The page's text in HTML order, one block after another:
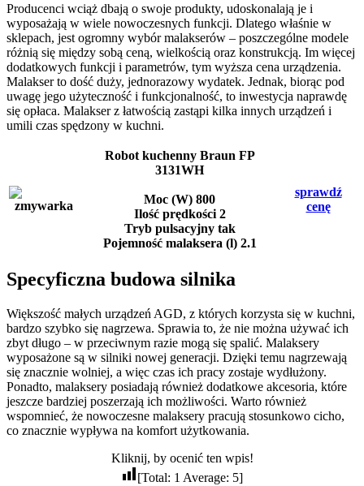
Producenci wciąż dbają o swoje produkty, udoskonalają je i
wyposażają w wiele nowoczesnych funkcji. Dlatego właśnie w
sklepach, jest ogromny wybór malakserów – poszczególne modele
różnią się między sobą ceną, wielkością oraz konstrukcją. Im więcej
dodatkowych funkcji i parametrów, tym wyższa cena urządzenia.
Malakser to dość duży, jednorazowy wydatek. Jednak, biorąc pod
uwagę jego użyteczność i funkcjonalność, to inwestycja naprawdę
się opłaca. Malakser z łatwością zastąpi kilka innych urządzeń i
umili czas spędzony w kuchni.
Robot kuchenny Braun FP
3131WH
Moc (W) 800
Ilość prędkości 2
Tryb pulsacyjny tak
Pojemność malaksera (l) 2.1
sprawdź
cenę
Specyficzna budowa silnika
Większość małych urządzeń AGD, z których korzysta się w kuchni,
bardzo szybko się nagrzewa. Sprawia to, że nie można używać ich
zbyt długo – w przeciwnym razie mogą się spalić. Malaksery
wyposażone są w silniki nowej generacji. Dzięki temu nagrzewają
się znacznie wolniej, a więc czas ich pracy zostaje wydłużony.
Ponadto, malaksery posiadają również dodatkowe akcesoria, które
jeszcze bardziej poszerzają ich możliwości. Warto również
wspomnieć, że nowoczesne malaksery pracują stosunkowo cicho,
co znacznie wypływa na komfort użytkowania.
Kliknij, by ocenić ten wpis!
[Total: 1 Average: 5]